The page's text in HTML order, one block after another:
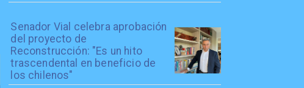
Senador Vial celebra aprobación
del proyecto de
Reconstrucción: "Es un hito
trascendental en beneficio de
los chilenos"